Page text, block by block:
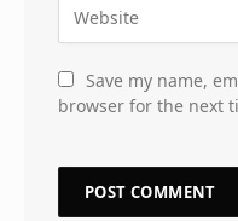
Save my name,
browser for the next